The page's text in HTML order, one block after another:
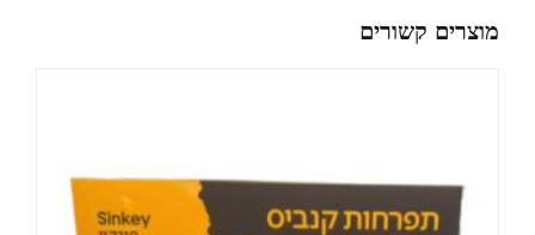
מוצרים קשורים